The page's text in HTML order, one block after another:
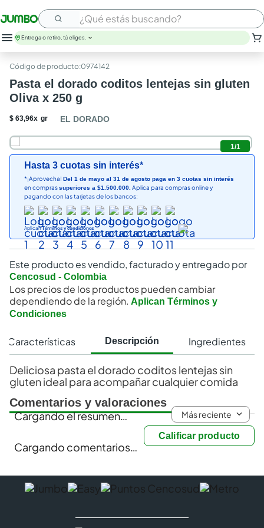
¿Qué estás buscando?
huevos
arroz
papel higienico
galletas
nutribela
pollo
Entrega o retiro, tú eliges.
:0974142
Pasta el dorado coditos lentejas sin gluten
Oliva x 250 g
$ 63,96x gr EL DORADO
1/1
Hasta 3 cuotas sin interés*
*¡Aprovecha! Del 1 de mayo al 31 de agosto paga en 3 cuotas sin interés
en comprassuperiores a $1.500.000. Aplica para compras online y
pagando con las tarjetas de los bancos:
AplicanTérminos y condiciones
Este producto es vendido, facturado y entregado por
Cencosud - Colombia
Los precios de los productos pueden cambiar
dependiendo de la región. Aplican Términos y
Condiciones
Características Descripción Ingredientes
Deliciosa pasta el dorado coditos lentejas sin
gluten ideal para acompañar cualquier comida
Comentarios y valoraciones
Calificar producto
Cargando el resumen… Más reciente
Cargando comentarios…